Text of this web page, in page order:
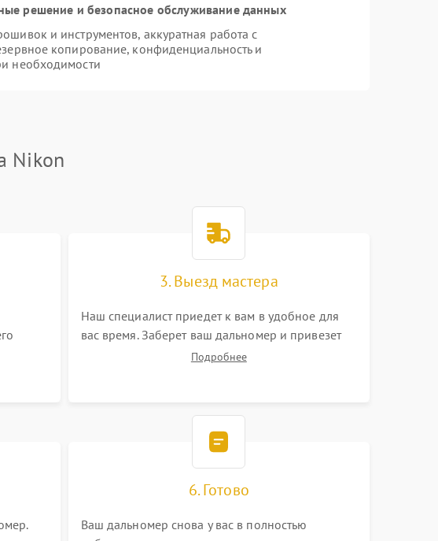
решение и безопасное обслуживание данных
и инструментов, аккуратная работа с
копирование, конфиденциальность и
необходимости
Nikon
3. Выезд мастера
Наш специалист приедет к вам в удобное для
вас время. Заберет ваш дальномер и привезет
на склад для диагностики.
Подробнее
6. Готово
Ваш дальномер снова у вас в полностью